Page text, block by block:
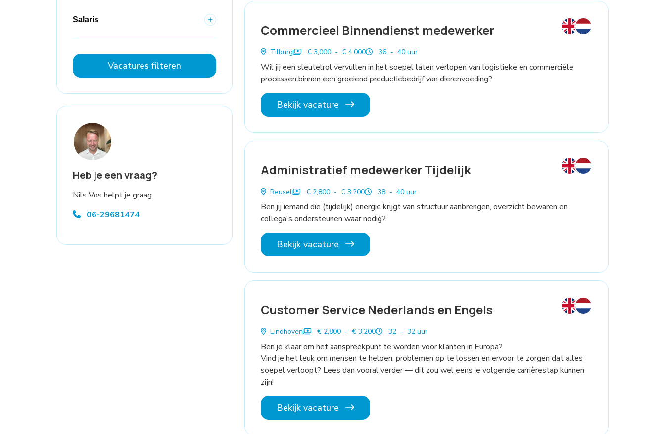
Salaris
Vacatures filteren
Heb je een vraag?
Nils Vos helpt je graag.
06-29681474
Commercieel Binnendienst medewerker
Tilburg € 3,000 - € 4,000 36 - 40 uur
Wil jij een sleutelrol vervullen in het soepel laten verlopen van logistieke en commerciële
processen binnen een groeiend productiebedrijf van dierenvoeding?
Bekijk vacature
Administratief medewerker Tijdelijk
Reusel € 2,800 - € 3,200 38 - 40 uur
Ben jij iemand die (tijdelijk) energie krijgt van structuur aanbrengen, overzicht bewaren en
collega's ondersteunen waar nodig?
Bekijk vacature
Customer Service Nederlands en Engels
Eindhoven € 2,800 - € 3,200 32 - 32 uur
Ben je klaar om het aanspreekpunt te worden voor klanten in Europa?
Vind je het leuk om mensen te helpen, problemen op te lossen en ervoor te zorgen dat alles
soepel verloopt? Lees dan vooral verder — dit zou wel eens je volgende carrièrestap kunnen
zijn!
Bekijk vacature